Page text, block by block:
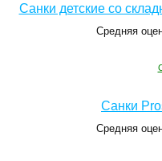
Санки детские со
Средняя
Санки
Средняя